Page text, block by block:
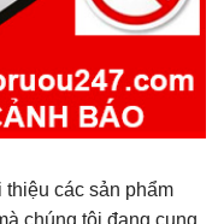
thiệu các sản phẩm
chúng tôi đang cung